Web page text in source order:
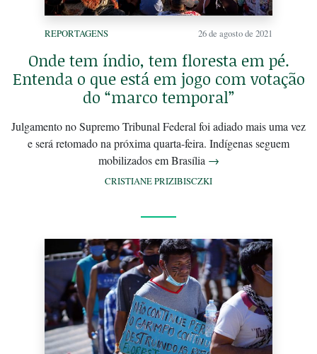
REPORTAGENS 26 de agosto de 2021
Onde tem índio, tem floresta em pé.
Entenda o que está em jogo com votação
do “marco temporal”
Julgamento no Supremo Tribunal Federal foi adiado mais uma vez
e será retomado na próxima quarta-feira. Indígenas seguem
mobilizados em Brasília →
CRISTIANE PRIZIBISCZKI